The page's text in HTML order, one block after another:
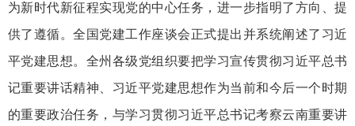
为新时代新征程实现党的中心任务，进一步指明了方向、提
供了遵循。全国党建工作座谈会正式提出并系统阐述了习近
平党建思想。全州各级党组织要把学习宣传贯彻习近平总书
记重要讲话精神、习近平党建思想作为当前和今后一个时期
的重要政治任务，与学习贯彻习近平总书记考察云南重要讲